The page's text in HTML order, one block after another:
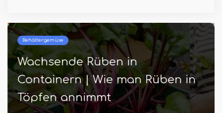
Behältergemüse
Wachsende Rüben in
Containern | Wie man Rüben in
Töpfen annimmt